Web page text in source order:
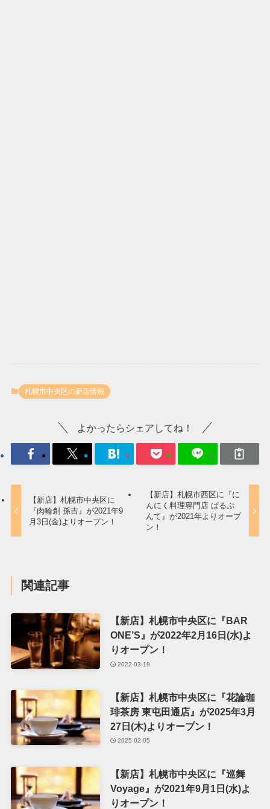
札幌市中央区の新店情報
よかったらシェアしてね！
【新店】札幌市中央区に
『肉輪創 孫吉』が2021年9
月3日(金)よりオープン！
【新店】札幌市西区に『に
んにく料理専門店 ぱるぷ
んて』が2021年よりオープ
ン！
関連記事
【新店】札幌市中央区に『BAR
ONE’S』が2022年2月16日(水)よ
りオープン！
2022-03-19
【新店】札幌市中央区に『花論珈
琲茶房 東屯田通店』が2025年3月
27日(木)よりオープン！
2025-02-05
【新店】札幌市中央区に『巡舞
Voyage』が2021年9月1日(水)よ
りオープン！